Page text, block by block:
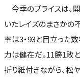
今季のプライスは、
いたレイズのまさかの
率は3・93と目立った
力は健在だ。11勝1敗
折り紙付きながら、